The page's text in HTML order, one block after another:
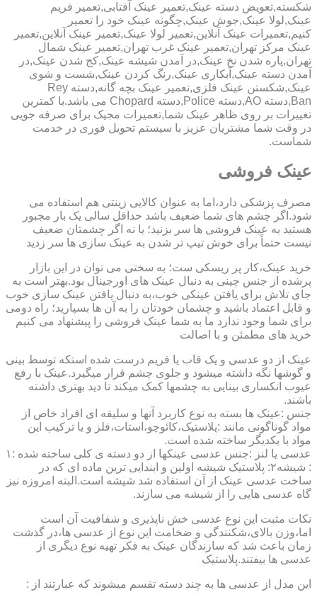
شکسته,تعویض دسته عینک,تعمیر عینک آفتابی,تعمیر فریم
عینک,لولا عینک,جوش عینک,چگونه عینک خود را تعمیر
کنیم,تعمیرات عینک آنلاین,تعمیر لولا عینک,تعمیر عینک آنلاین,تعمیر
عینک مرکز تهران,تعمیر عینک غرب تهران,تعمیر عینک شمال
تهران,پاره شدن نخ عینک,در آمدن شیشه عینک,کج شدن عینک,در
آمدن دسته عینک,آبکاری عینک,رنگ کردن عینک,شست و شوی
عینک,شکستن عینک فلزی,تعمیر عینک بچه گانه,دسته Rey
Ban,دسته AO,دسته Police,دسته Chopard می باشد.با کمترین
تغییرات بر روی ظاهر عینک شما,تعمیرات مجیک برای صرفه جویی
در وقت شما مشتریان عزیز با سیستم تحویل فوری در خدمت
شماست.
عینک فروشی
مصرف پزشکی دارد،اما به عنوان کالایی زینتی هم استفاده می
شود.اگر چشم های شما ضعیف باشد حداقل سالی یک بار مجبور
هستید به عینک فروشی ها سر بزنید؛ یا نه اگر چشمتان ضعیف
نیست حتماً برای خوش تیپ تر شدن به عینک سازی ها سر زدید
خرید عینک،کار پر ریسکی ست؛ به سختی می توان در این بازار
پرشده از جنس چینی به دنبال عینک های اورجینال بود.بهتر است به
جای تلاش برای یافتن عینکی خوب،به دنبال یافتن عینک سازی خوب
و قابل اعتماد باشید و چشمان خودتان را به آن ها بسپارید؛ راه دومی
برای شما وجود ندارد ما به شما عینک فروشی را پیشنهاد می کنیم
خرید های مطمئن و با اصالت
عینک از دو عدسی و یک قاب یا فریم درست شده استکه توسط بینی
و گوشها نگه داشته میشود و جلوی چشم قرار میگیرد.عینک با رفع
عیوب انکساری بینایی به چشمها کمک میکند تا دید بهتری داشته
باشند.
جنس :عینک ها بسته به نوع کاربرد آنها و سلیقه ای افراد خاص از
مواد گوناگونی مانند :پلاستیک،کائوچو،استات،فلز و یا ترکیب این
مواد با یکدیگر ساخته شده است.
عدسی یا لنز :جنس عدسی عینکها از دو دسته ی کلی ساخته شده :۱
: شیشه۲: پلاستیک شیشه اولین و ابندایی ترین ماده ای که در
ساخت عدسی عینک از آن استفاده شد شیشه است.البته امروزه نیز
گاه عدسی هایی را از شیشه می سازند.
نکات مثبت این نوع عدسی خش ناپذیری و شفافیت آن است
اما،وزن بالای،شکنندگی و ضخامت این نوع از عدسی ها،در گذشت
زمان باعث شد که سازندگان عینک به فکر تهیه نوع دیگری از
عدسی ها بیفتند.پلاستیک
این مدل از عدسی ها به چند دسته تقسم میشوند که عبارتند از :